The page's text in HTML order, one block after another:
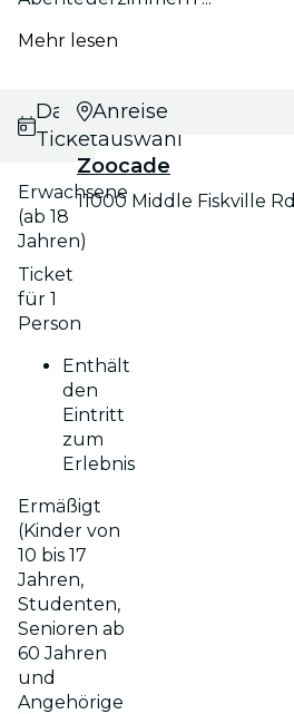
Mehr lesen
Datums- und
Ticketauswahl
Erwachsene
(ab 18
Jahren)
Ticket
für 1
Person
Enthält
den
Eintritt
zum
Erlebnis
Ermäßigt
(Kinder von
10 bis 17
Jahren,
Studenten,
Senioren ab
60 Jahren
und
Angehörige
Anreise
Zoocade
11000 Middle Fiskville